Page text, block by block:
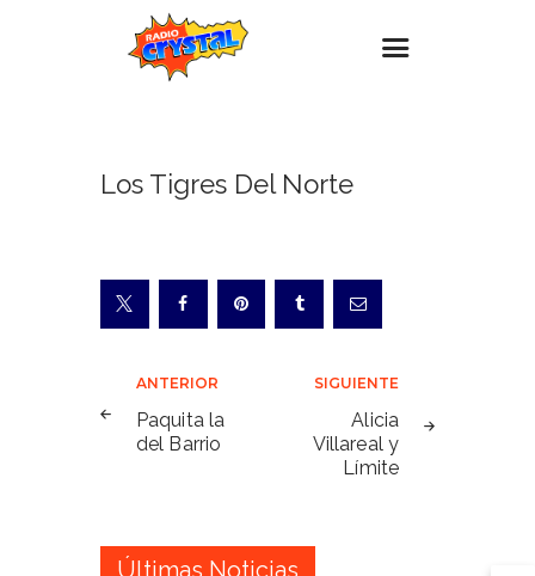
Estaciones
Promociones
Noticias
Contacto
Los Tigres Del Norte
Navegación
de
entradas
ANTERIOR
Paquita la
del Barrio
SIGUIENTE
Alicia
Villareal y
Límite
Últimas Noticias